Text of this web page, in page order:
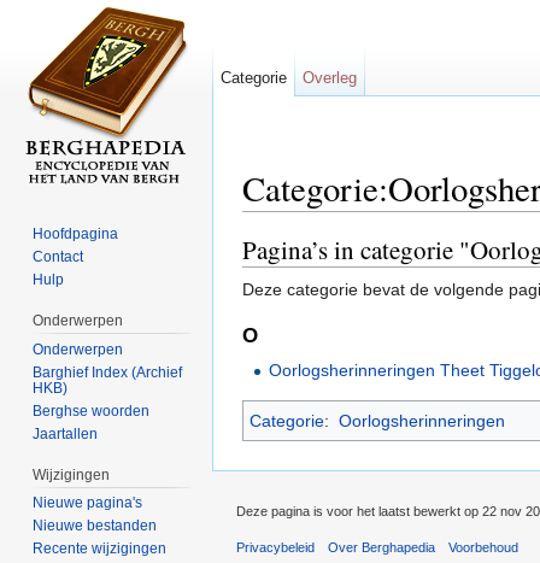
Pagina’s in categorie
Deze categorie bevat de volgende
O
Oorlogsherinneringen Theet
Categorie: Oorlogsherinneringen
Categorie Overleg
Hoofdpagina
Contact
Hulp
Onderwerpen
Onderwerpen
Barghief Index (Archief
HKB)
Berghse woorden
Jaartallen
Wijzigingen
Nieuwe pagina's
Nieuwe bestanden
Recente wijzigingen
Deze pagina is voor het laatst bewerkt op 22 nov
Privacybeleid Over Berghapedia Voorbehoud